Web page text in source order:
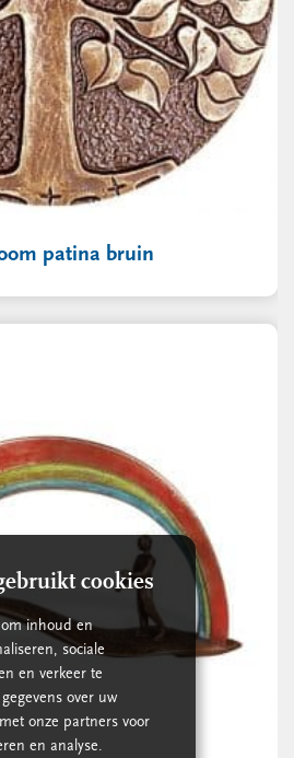
patina bruin
cookies
om inhoud en
sociale
en verkeer te
over uw
onze partners voor
en analyse.